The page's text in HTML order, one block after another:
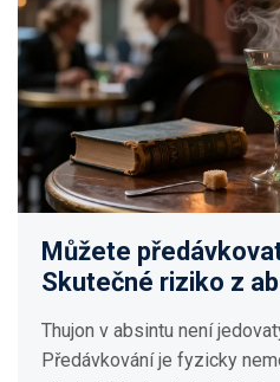
Můžete
Skutečné riziko z
Thujon v absintu není
Předávkování je fyzicky